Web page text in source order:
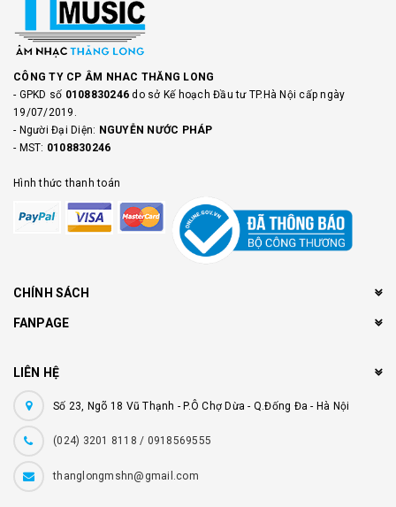
CÔNG TY CP ÂM NHAC THĂNG LONG
- GPKD số 0108830246do sở Kế hoạch Đầu tư TP.Hà Nội cấp ngày
19/07/2019.
- Người Đại Diện: NGUYỄN NƯỚC PHÁP
- MST: 0108830246
Hình thức thanh toán
CHÍNH SÁCH
FANPAGE
LIÊN HỆ
Số 23, Ngõ 18 Vũ Thạnh - P.Ô Chợ Dừa - Q.Đống Đa - Hà Nội
(024) 3201 8118 / 0918569555
thanglongmshn@gmail.com